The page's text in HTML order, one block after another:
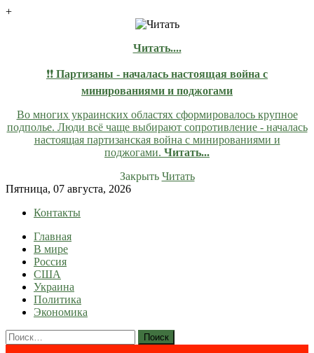
+
Читать....
❗❗ Партизаны - началась настоящая война с
минированиями и поджогами
Во многих украинских областях сформировалось крупное
подполье. Люди всё чаще выбирают сопротивление - началась
настоящая партизанская война с минированиями и
поджогами. Читать...
Закрыть Читать
Skip
content
Пятница, 07 августа, 2026
Контакты
lentaruss
lentaruss — Новости
Главная
В мире
Россия
США
Украина
Политика
Экономика
Найти: